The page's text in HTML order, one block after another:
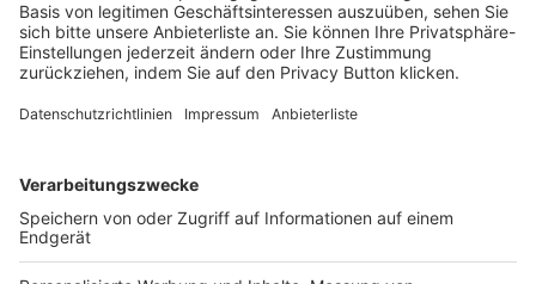
Login SpielPlus
FOLGE DEM BFV
TOP-VEREINE